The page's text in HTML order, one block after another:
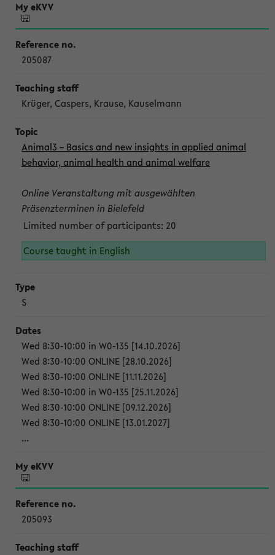
205087
Krüger, Caspers, Krause, Kauselmann
Animal3 – Basics and new insights in applied animal
behavior, animal health and animal welfare
Online Veranstaltung mit ausgewählten
Präsenzterminen in Bielefeld
Limited number of participants: 20
Course taught in English
S
Wed 8:30-10:00 in W0-135 [14.10.2026]
Wed 8:30-10:00 ONLINE [28.10.2026]
Wed 8:30-10:00 ONLINE [11.11.2026]
Wed 8:30-10:00 in W0-135 [25.11.2026]
Wed 8:30-10:00 ONLINE [09.12.2026]
Wed 8:30-10:00 ONLINE [13.01.2027]
...
205093